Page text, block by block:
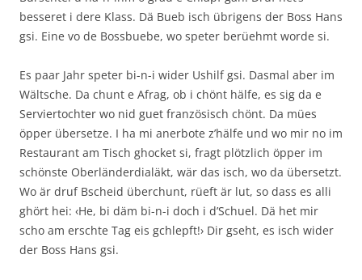
besseret i dere Klass. Dä Bueb isch übrigens der Boss Hans
gsi. Eine vo de Bossbuebe, wo speter berüehmt worde si.
Es paar Jahr speter bi-n-i wider Ushilf gsi. Dasmal aber im
Wältsche. Da chunt e Afrag, ob i chönt hälfe, es sig da e
Serviertochter wo nid guet französisch chönt. Da mües
öpper übersetze. I ha mi anerbote z’hälfe und wo mir no im
Restaurant am Tisch ghocket si, fragt plötzlich öpper im
schönste Oberländerdialäkt, wär das isch, wo da übersetzt.
Wo är druf Bscheid überchunt, rüeft är lut, so dass es alli
ghört hei: ‹He, bi däm bi-n-i doch i d’Schuel. Dä het mir
scho am erschte Tag eis gchlepft!› Dir gseht, es isch wider
der Boss Hans gsi.